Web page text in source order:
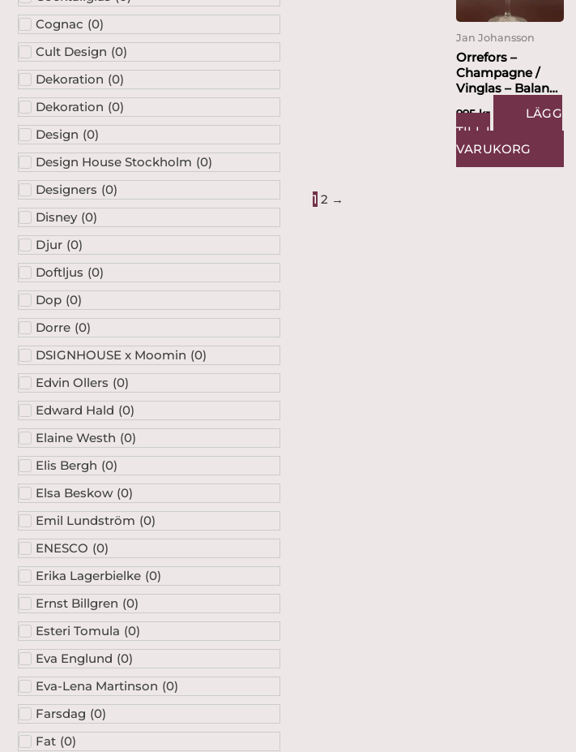
Cognac (0)
Cult Design (0)
Dekoration (0)
Dekoration (0)
Design (0)
Design House Stockholm (0)
Designers (0)
Disney (0)
Djur (0)
Doftljus (0)
Dop (0)
Dorre (0)
DSIGNHOUSE x Moomin (0)
Edvin Ollers (0)
Edward Hald (0)
Elaine Westh (0)
Elis Bergh (0)
Elsa Beskow (0)
Emil Lundström (0)
ENESCO (0)
Erika Lagerbielke (0)
Ernst Billgren (0)
Esteri Tomula (0)
Eva Englund (0)
Eva-Lena Martinson (0)
Farsdag (0)
Fat (0)
Jan Johansson
Orrefors –
Champagne /
Vinglas – Balans
995kr
LÄGG
TILL I
VARUKORG
1 2 →